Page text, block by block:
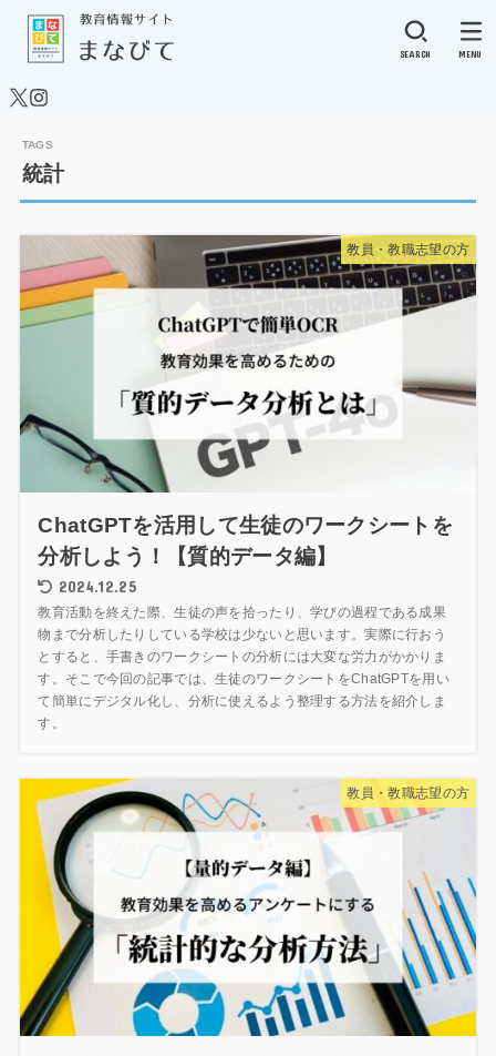
SEARCH MENU
統計
教員・教職志望の方
ChatGPTを活用して生徒のワークシートを
分析しよう！【質的データ編】
2024.12.25
教育活動を終えた際、生徒の声を拾ったり、学びの過程である成果
物まで分析したりしている学校は少ないと思います。実際に行おう
とすると、手書きのワークシートの分析には大変な労力がかかりま
す。そこで今回の記事では、生徒のワークシートをChatGPTを用い
て簡単にデジタル化し、分析に使えるよう整理する方法を紹介しま
す。
教員・教職志望の方